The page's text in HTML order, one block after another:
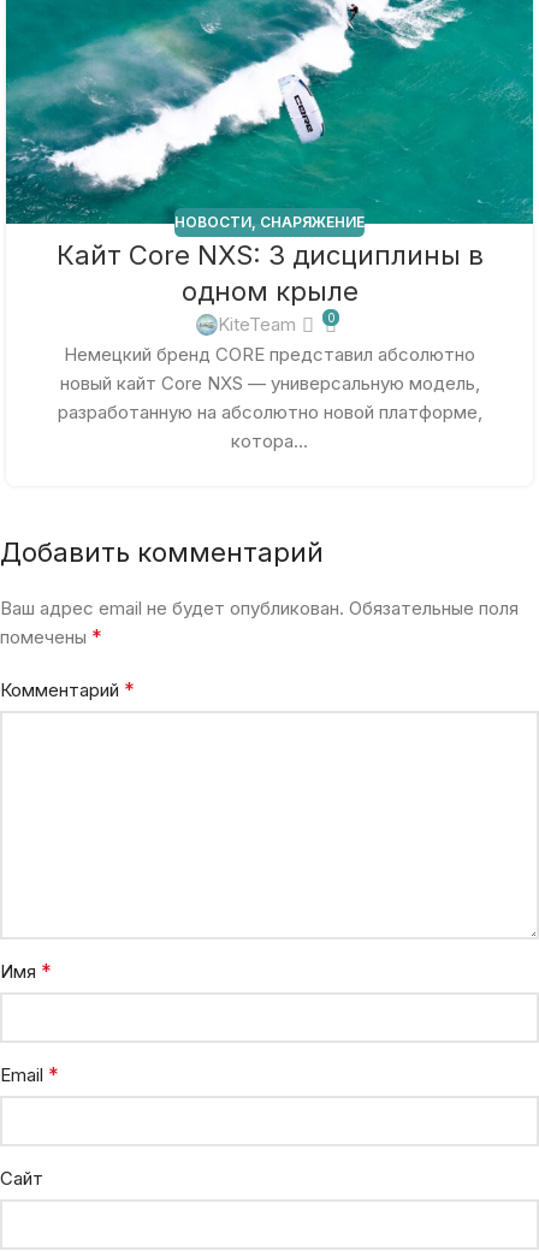
НОВОСТИ СНАРЯЖЕНИЕ
Кайт Core NXS: 3 дисциплины в
одном крыле
KiteTeam 0
Немецкий бренд CORE представил абсолютно
новый кайт Core NXS — универсальную модель,
разработанную на абсолютно новой платформе,
котора...
Добавить комментарий
Ваш адрес email не будет опубликован. Обязательные поля
помечены *
Комментарий *
Имя *
Email *
Сайт